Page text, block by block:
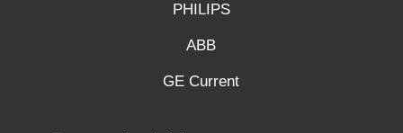
PHILIPS
ABB
GE Current